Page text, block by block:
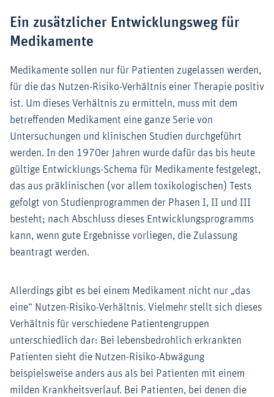
Ein zusätzlicher Entwicklungsweg für
Medikamente
Medikamente sollen nur für Patienten zugelassen werden,
für die das Nutzen-Risiko-Verhältnis einer Therapie positiv
ist. Um dieses Verhältnis zu ermitteln, muss mit dem
betreffenden Medikament eine ganze Serie von
Untersuchungen und klinischen Studien durchgeführt
werden. In den 1970er Jahren wurde dafür das bis heute
gültige Entwicklungs-Schema für Medikamente festgelegt,
das aus präklinischen (vor allem toxikologischen) Tests
gefolgt von Studienprogrammen der Phasen I, II und III
besteht; nach Abschluss dieses Entwicklungsprogramms
kann, wenn gute Ergebnisse vorliegen, die Zulassung
beantragt werden.
Allerdings gibt es bei einem Medikament nicht nur „das
eine“ Nutzen-Risiko-Verhältnis. Vielmehr stellt sich dieses
Verhältnis für verschiedene Patientengruppen
unterschiedlich dar: Bei lebensbedrohlich erkrankten
Patienten sieht die Nutzen-Risiko-Abwägung
beispielsweise anders aus als bei Patienten mit einem
milden Krankheitsverlauf. Bei Patienten, bei denen die